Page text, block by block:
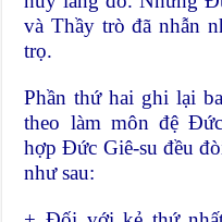
và Thầy trò đã nhẫn
trọ.
Phần thứ hai ghi lại
theo làm môn đệ
hợp Đức Giê-su đều
như sau: